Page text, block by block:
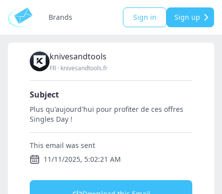
Brands Sign in Sign up
knivesandtools
FR · knivesandtools.fr
Subject
Plus qu'aujourd'hui pour profiter de ces offres
Singles Day !
This email was sent
11/11/2025, 5:02:21 AM